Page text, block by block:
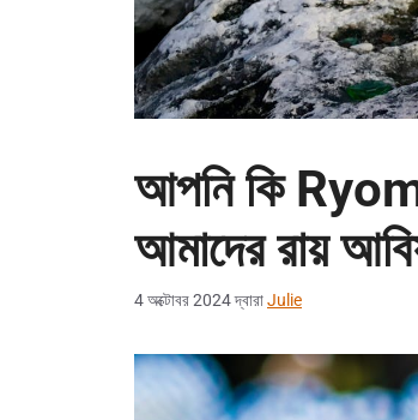
আপনি কি
আমাদের রায়
4 অক্টোবর 2024দ্বারাJulie